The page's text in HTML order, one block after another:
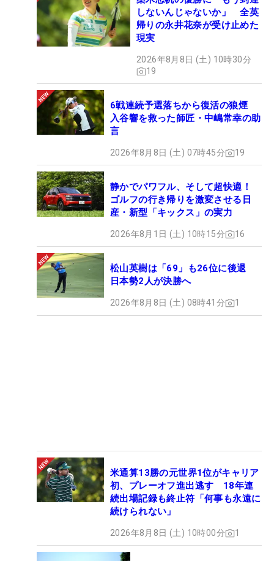
しないんじゃないか」 全英
帰りの永井花奈が受け止めた
現実
2026年8月8日 (土) 10時30分
19
6戦連続予選落ちから復活の狼煙
入谷響を救った師匠・中嶋常幸の助
言
2026年8月8日 (土) 07時45分 19
静かでパワフル、そして超快適！
ゴルフの行き帰りを激変させる日
産・新型「キックス」の実力
2026年8月1日 (土) 10時15分 16
松山英樹は「69」も26位に後退
日本勢2人が決勝へ
2026年8月8日 (土) 08時41分 1
米通算13勝の元世界1位がキャリア
初、プレーオフ進出逃す 18年連
続出場記録も終止符「何事も永遠に
続けられない」
2026年8月8日 (土) 10時00分 1